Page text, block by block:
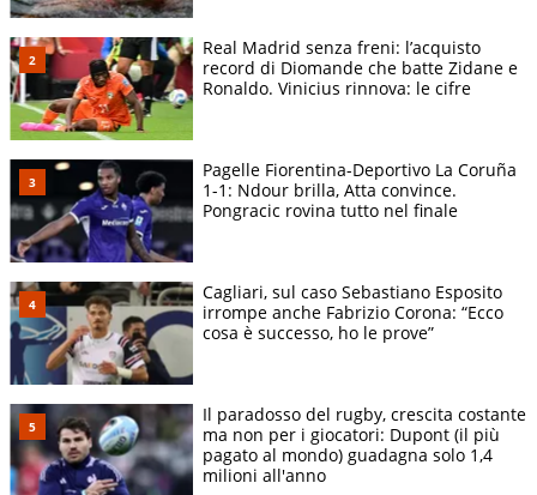
Real Madrid senza freni: l’acquisto
record di Diomande che batte Zidane e
Ronaldo. Vinicius rinnova: le cifre
Pagelle Fiorentina-Deportivo La Coruña
1-1: Ndour brilla, Atta convince.
Pongracic rovina tutto nel finale
Cagliari, sul caso Sebastiano Esposito
irrompe anche Fabrizio Corona: “Ecco
cosa è successo, ho le prove”
Il paradosso del rugby, crescita costante
ma non per i giocatori: Dupont (il più
pagato al mondo) guadagna solo 1,4
milioni all'anno